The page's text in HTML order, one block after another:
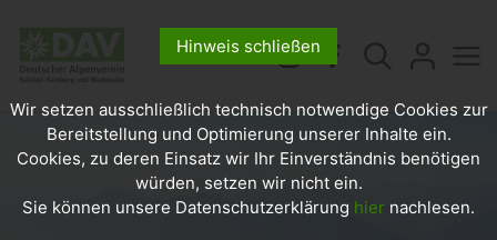
Hinweis schließen
Wir setzen ausschließlich technisch notwendige Cookies zur
Bereitstellung und Optimierung unserer Inhalte ein.
Cookies, zu deren Einsatz wir Ihr Einverständnis benötigen
würden, setzen wir nicht ein.
Sie können unsere Datenschutzerklärung hier nachlesen.